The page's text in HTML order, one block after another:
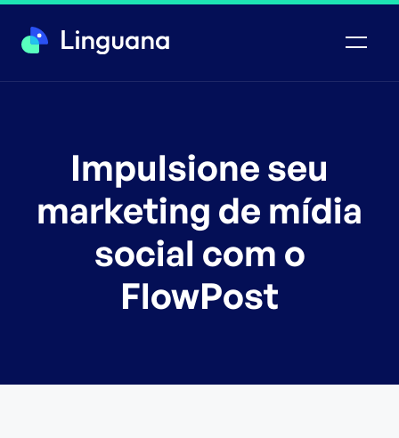
Impulsione seu
marketing de mídia
social com o
FlowPost